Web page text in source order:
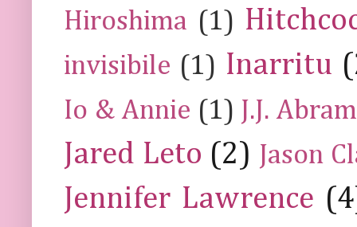
Hiroshima (1)
invisibile (1) Inarritu
Io & Annie (1) J.J.
Jared Leto (2) Jason
Jennifer Lawrence